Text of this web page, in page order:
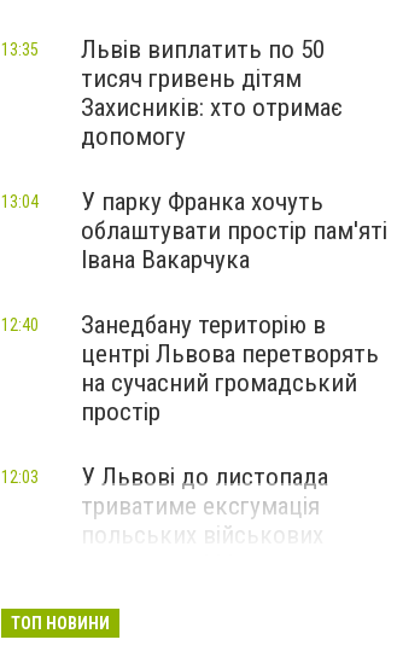
Львів виплатить по 50
тисяч гривень дітям
Захисників: хто отримає
допомогу
13:35
У парку Франка хочуть
облаштувати простір пам'яті
Івана Вакарчука
13:04
Занедбану територію в
центрі Львова перетворять
на сучасний громадський
простір
12:40
У Львові до листопада
триватиме ексгумація
польських військових
12:03
ТОП НОВИНИ